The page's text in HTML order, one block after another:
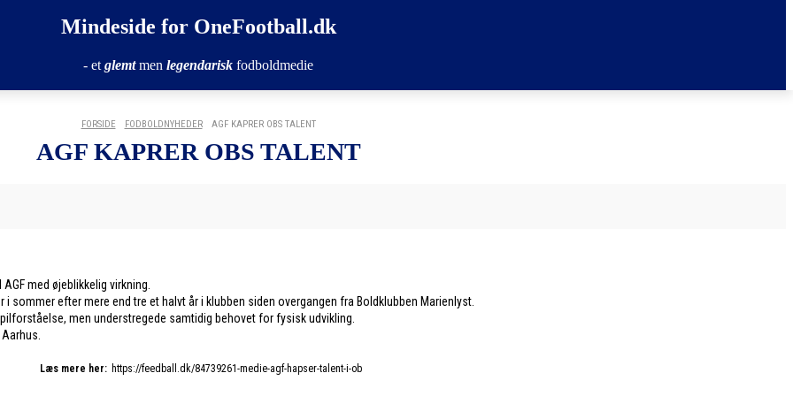
Mindeside for OneFootball.dk
- et glemtmen legendarisk fodboldmedie
FORSIDE FODBOLDNYHEDER AGF KAPRER OBS TALENT
AGF KAPRER OBS TALENT
med øjeblikkelig virkning.
efter mere end tre et halvt år i klubben siden overgangen fra Boldklubben Marienlyst.
men understregede samtidig behovet for fysisk udvikling.
Læs mere her: https://feedball.dk/84739261-medie-agf-hapser-talent-i-ob